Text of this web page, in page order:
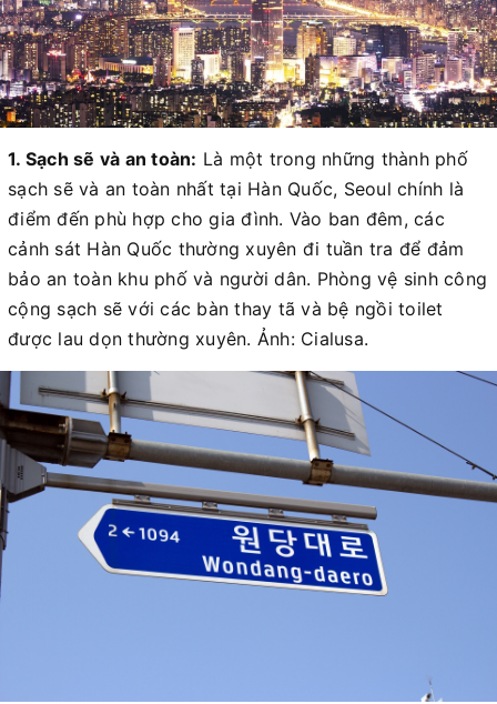
1. Sạch sẽ và an toàn: Là một trong những thành phố
sạch sẽ và an toàn nhất tại Hàn Quốc, Seoul chính là
điểm đến phù hợp cho gia đình. Vào ban đêm, các
cảnh sát Hàn Quốc thường xuyên đi tuần tra để đảm
bảo an toàn khu phố và người dân. Phòng vệ sinh công
cộng sạch sẽ với các bàn thay tã và bệ ngồi toilet
được lau dọn thường xuyên. Ảnh: Cialusa.